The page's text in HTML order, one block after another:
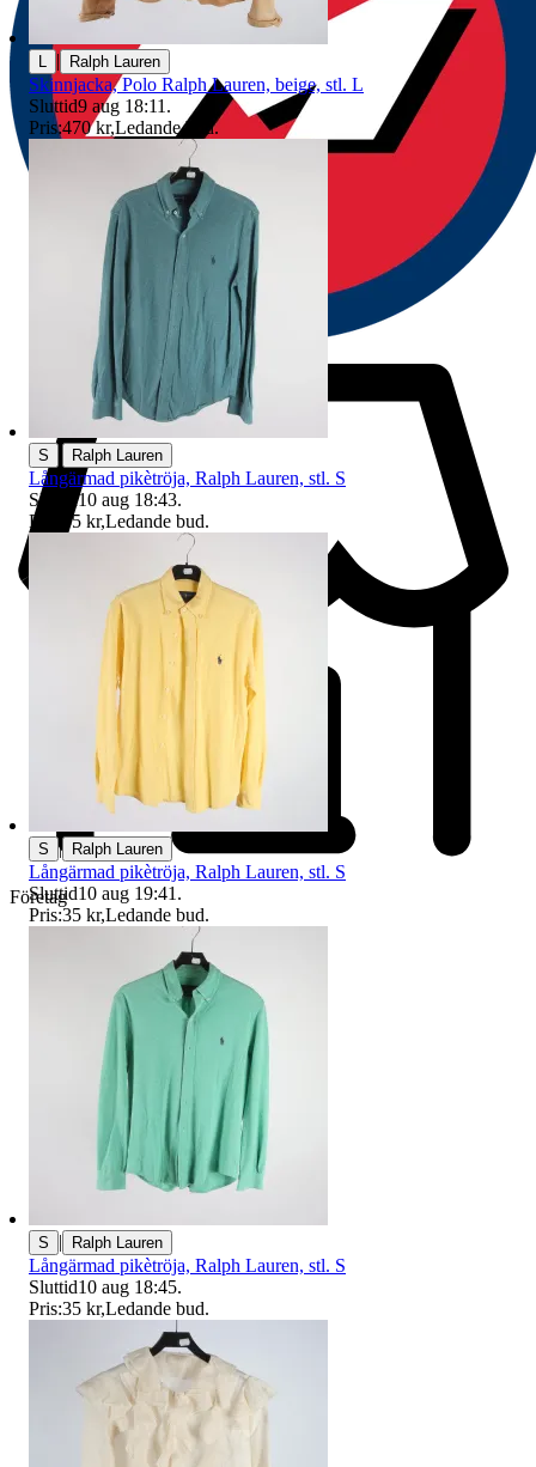
Företag
| Ralph Lauren
Skinnjacka, Polo Ralph Lauren, beige, stl. L
Sluttid9 aug 18:11 .
Pris:470 kr,Ledande bud.
S Ralph Lauren
Långärmad pikètröja, Ralph Lauren, stl. S
Sluttid10 aug 18:43.
Pris:
35 kr,Ledande bud.
S | Ralph Lauren
Långärmad pikètröja, Ralph Lauren, stl. S
Sluttid10 aug 19:41 .
Pris:35 kr,Ledande bud.
S | Ralph Lauren
Långärmad pikètröja, Ralph Lauren, stl. S
Sluttid10 aug 18:45.
Pris:35 kr,Ledande bud.